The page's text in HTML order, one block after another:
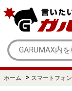
ホーム > スマートフォン